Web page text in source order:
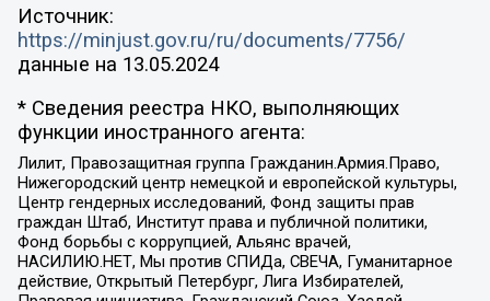
Источник:
https://minjust.gov.ru/ru/documents/7756/
данные на 13.05.2024
* Сведения реестра НКО, выполняющих
функции иностранного агента:
Лилит, Правозащитная группа Гражданин.Армия.Право,
Нижегородский центр немецкой и европейской культуры,
Центр гендерных исследований, Фонд защиты прав
граждан Штаб, Институт права и публичной политики,
Фонд борьбы с коррупцией, Альянс врачей,
НАСИЛИЮ.НЕТ, Мы против СПИДа, СВЕЧА, Гуманитарное
действие, Открытый Петербург, Лига Избирателей,